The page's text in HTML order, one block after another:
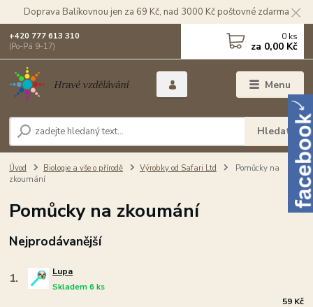
Doprava Balíkovnou jen za 69 Kč, nad 3000 Kč poštovné zdarma
Menu
Hledat
+420 777 613 310
(Po-Pá 9-17)
0 ks
za 0,00 Kč
Úvod Biologie a vše o přírodě Výrobky od Safari Ltd
Pomůcky na
zkoumání
Pomůcky na zkoumání
Nejprodávanější
1. Lupa
Skladem 6 ks
59 Kč